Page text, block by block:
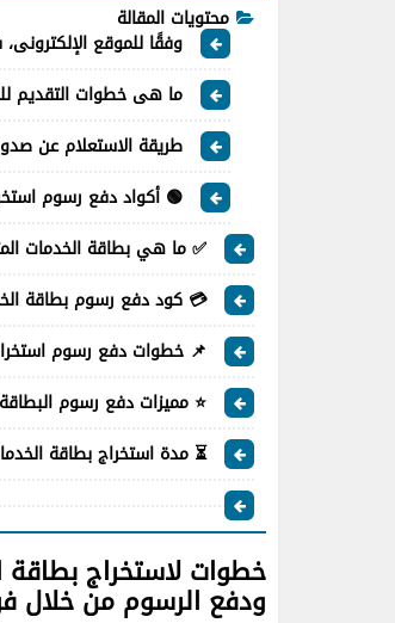
محتويات المقالة
وفقًا للموقع
ما هى خطوات التقديم
طريقة الاستعلام عن
🟢 أكواد دفع رسوم
✅ ما هي بطاقة الخدمات
💳 كود دفع رسوم بطاقة
📌 خطوات دفع رسوم
⭐ مميزات دفع رسوم
⏳ مدة استخراج بطاقة
خطوات لاستخراج بطاقة
ودفع الرسوم من خلال